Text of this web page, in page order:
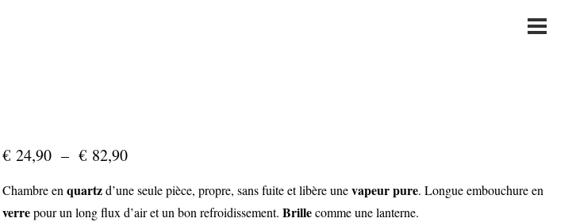
Main
€24,90 – €82,90Plage
de
€ 24,90
à
€ 82,90
Chambre en quartzd’une seule pièce, propre, sans fuite et libère unevapeurpure. Longue embouchure en
verrepour un long flux d’air et un bon refroidissement. Brillecomme une lanterne.